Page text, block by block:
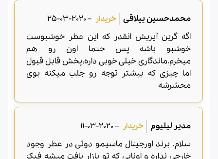
محمدحسین ییلاقی –
2020-03-25
اگه گرین آیریش انقدر که این عطر خوشبوست
خوشبو باشه پس حتما اون رو هم
میخرم.ماندگاری خیلی خوبی داره،‌پخش قابل قبول
اما چیزی که بیشتر توجه رو جلب میکنه بوی
محشرشه
مدیر لیلیوم –
2020-03-11
سلام. برند اورجینال ماسیمو دوتی در عطر وجود
خارجی نداره و اونایی که تو بازار یافت میشه فیک